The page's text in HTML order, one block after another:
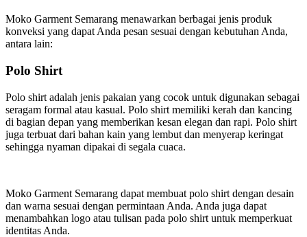
Moko Garment Semarang menawarkan berbagai jenis produk
konveksi yang dapat Anda pesan sesuai dengan kebutuhan Anda,
antara lain:
Polo Shirt
Polo shirt adalah jenis pakaian yang cocok untuk digunakan sebagai
seragam formal atau kasual. Polo shirt memiliki kerah dan kancing
di bagian depan yang memberikan kesan elegan dan rapi. Polo shirt
juga terbuat dari bahan kain yang lembut dan menyerap keringat
sehingga nyaman dipakai di segala cuaca.
Moko Garment Semarang dapat membuat polo shirt dengan desain
dan warna sesuai dengan permintaan Anda. Anda juga dapat
menambahkan logo atau tulisan pada polo shirt untuk memperkuat
identitas Anda.